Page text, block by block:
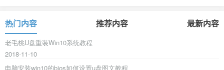
热门内容 推荐内容 最新内容
老毛桃U盘重装Win10系统教程
2018-11-10
电脑安装win10的bios如何设置u盘图文教程